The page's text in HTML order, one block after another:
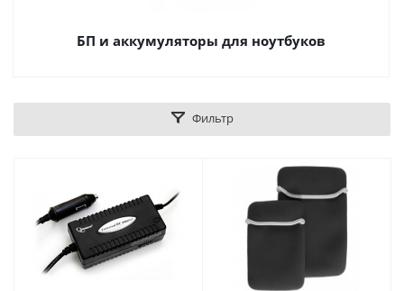
БП и аккумуляторы для ноутбуков
Фильтр